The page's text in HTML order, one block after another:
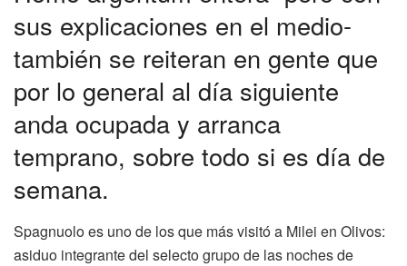
sus explicaciones en el medio-
también se reiteran en gente que
por lo general al día siguiente
anda ocupada y arranca
temprano, sobre todo si es día de
semana.
Spagnuolo es uno de los que más visitó a Milei en Olivos:
asiduo integrante del selecto grupo de las noches de